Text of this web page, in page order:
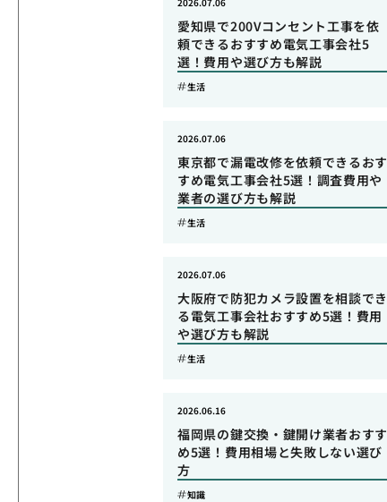
愛知県で200Vコンセント工事を依
頼できるおすすめ電気工事会社5
選！費用や選び方も解説
生活
東京都で漏電改修を依頼できるおす
すめ電気工事会社5選！調査費用や
業者の選び方も解説
2026.07.06
生活
大阪府で防犯カメラ設置を相談でき
る電気工事会社おすすめ5選！費用
や選び方も解説
2026.07.06
生活
福岡県の鍵交換・鍵開け業者おすす
め5選！費用相場と失敗しない選び
方
2026.06.16
知識